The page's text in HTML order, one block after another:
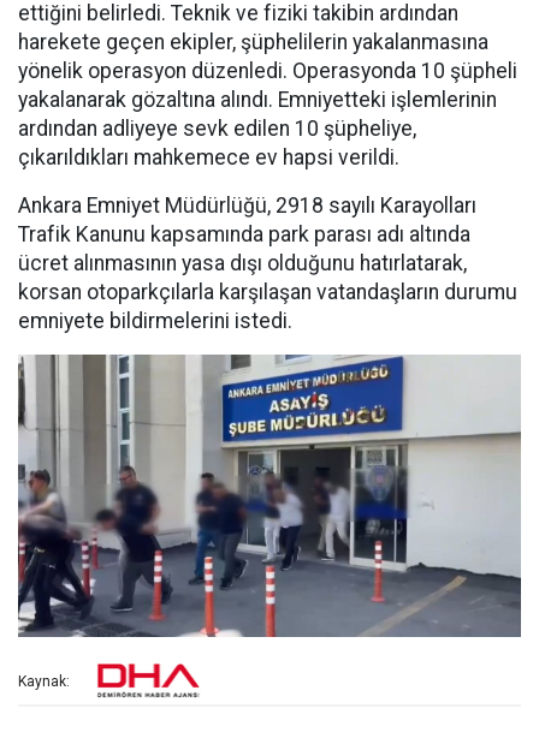
ettiğini belirledi. Teknik ve fiziki takibin ardından
harekete geçen ekipler, şüphelilerin yakalanmasına
yönelik operasyon düzenledi. Operasyonda 10 şüpheli
yakalanarak gözaltına alındı. Emniyetteki işlemlerinin
ardından adliyeye sevk edilen 10 şüpheliye,
çıkarıldıkları mahkemece ev hapsi verildi.
Ankara Emniyet Müdürlüğü, 2918 sayılı Karayolları
Trafik Kanunu kapsamında park parası adı altında
ücret alınmasının yasa dışı olduğunu hatırlatarak,
korsan otoparkçılarla karşılaşan vatandaşların durumu
emniyete bildirmelerini istedi.
Kaynak: